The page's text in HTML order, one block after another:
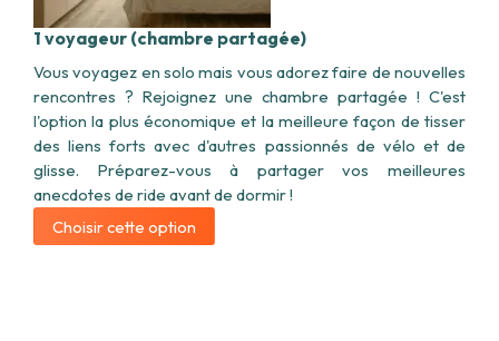
1 voyageur (chambre partagée)
Vous voyagez en solo mais vous adorez faire de nouvelles
rencontres ? Rejoignez une chambre partagée ! C'est
l'option la plus économique et la meilleure façon de tisser
des liens forts avec d'autres passionnés de vélo et de
glisse. Préparez-vous à partager vos meilleures
anecdotes de ride avant de dormir !
Choisir cette option